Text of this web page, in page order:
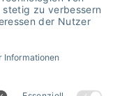
Cookies